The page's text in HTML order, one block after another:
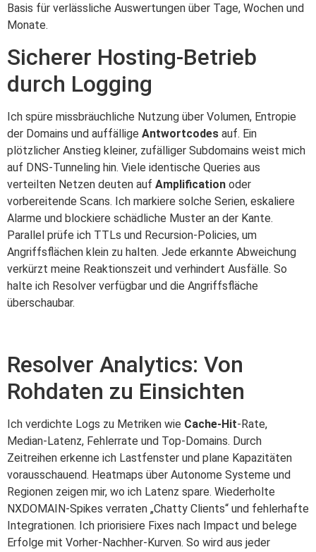
Basis für verlässliche Auswertungen über Tage, Wochen und
Monate.
Sicherer Hosting-Betrieb
durch Logging
Ich spüre missbräuchliche Nutzung über Volumen, Entropie
der Domains und auffällige Antwortcodes auf. Ein
plötzlicher Anstieg kleiner, zufälliger Subdomains weist mich
auf DNS-Tunneling hin. Viele identische Queries aus
verteilten Netzen deuten auf Amplification oder
vorbereitende Scans. Ich markiere solche Serien, eskaliere
Alarme und blockiere schädliche Muster an der Kante.
Parallel prüfe ich TTLs und Recursion-Policies, um
Angriffsflächen klein zu halten. Jede erkannte Abweichung
verkürzt meine Reaktionszeit und verhindert Ausfälle. So
halte ich Resolver verfügbar und die Angriffsfläche
überschaubar.
Resolver Analytics: Von
Rohdaten zu Einsichten
Ich verdichte Logs zu Metriken wie Cache-Hit-Rate,
Median-Latenz, Fehlerrate und Top-Domains. Durch
Zeitreihen erkenne ich Lastfenster und plane Kapazitäten
vorausschauend. Heatmaps über Autonome Systeme und
Regionen zeigen mir, wo ich Latenz spare. Wiederholte
NXDOMAIN-Spikes verraten „Chatty Clients“ und fehlerhafte
Integrationen. Ich priorisiere Fixes nach Impact und belege
Erfolge mit Vorher-Nachher-Kurven. So wird aus jeder